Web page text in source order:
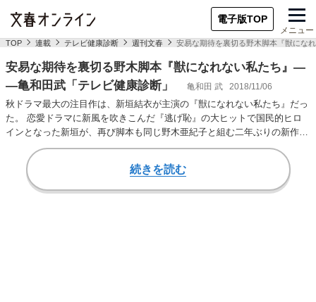
電子版TOP
メニュー
TOP 連載 テレビ健康診断 週刊文春 安易な期待を裏切る野木脚本『獣にな
安易な期待を裏切る野木脚本『獣になれない私たち』―
―亀和田武「テレビ健康診断」
亀和田 武 2018/11/06
秋ドラマ最大の注目作は、新垣結衣が主演の『獣になれない私たち』だっ
た。 恋愛ドラマに新風を吹きこんだ『逃げ恥』の大ヒットで国民的ヒロ
インとなった新垣が、再び脚本も同じ野木亜紀子と組む二年ぶりの新作を
誰もが待ち焦がれ…
続きを読む